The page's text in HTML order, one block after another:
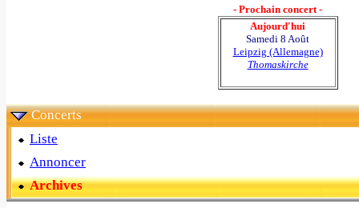
- Prochain concert -
Aujourd'hui
Samedi 8 Août
Leipzig (Allemagne)
Thomaskirche
Concerts
Liste
Annoncer
Archives